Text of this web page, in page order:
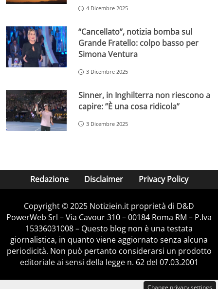
4 Dicembre 2025
“Cancellato”, notizia bomba sul
Grande Fratello: colpo basso per
Simona Ventura
3 Dicembre 2025
Sinner, in Inghilterra non riescono a
capire: ”È una cosa ridicola”
3 Dicembre 2025
Redazione Disclaimer Privacy Policy
Copyright © 2025 Notiziein.it proprietà di D&D
PowerWeb Srl – Via Cavour 310 – 00184 Roma RM – P.Iva
15336031008 – Questo blog non è una testata
giornalistica, in quanto viene aggiornato senza alcuna
periodicità. Non può pertanto considerarsi un prodotto
editoriale ai sensi della legge n. 62 del 07.03.2001
Change privacy settings